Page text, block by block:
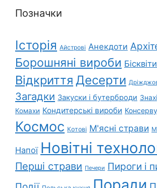
Позначки
Історія Айстрові Анекдоти
Борошняні вироби
Відкриття Десерти
Загадки Закуски і бутерброди
Комахи Кондитерські вироби
Космос Котові М'ясні страви
Напої Новітні
Перші страви Печери Пироги і